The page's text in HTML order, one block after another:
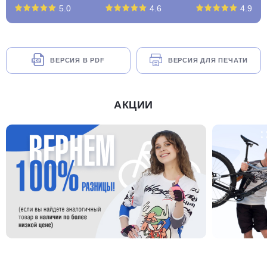
5.0
4.6
4.9
ВЕРСИЯ В PDF ВЕРСИЯ ДЛЯ ПЕЧАТИ
АКЦИИ